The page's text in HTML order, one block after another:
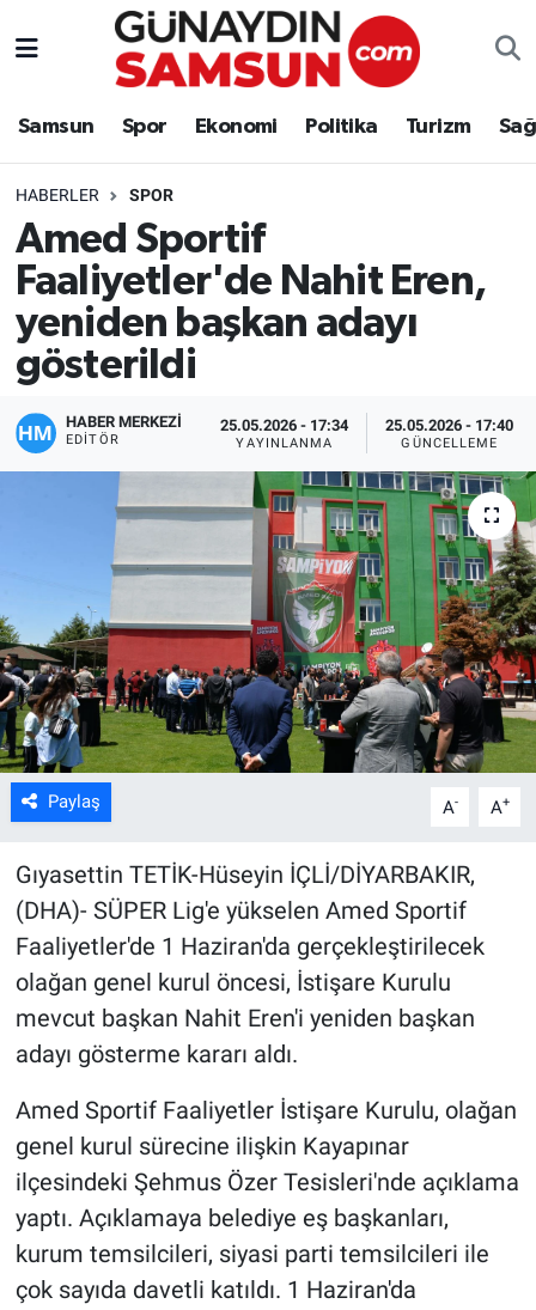
Samsun Spor Ekonomi Politika Turizm
HABERLER SPOR
Amed Sportif
Faaliyetler'de Nahit Eren,
yeniden başkan adayı
gösterildi
HABER MERKEZİ
EDITÖR
25.05.2026 - 17:34
YAYINLANMA
25.05.2026 - 17:40
GÜNCELLEME
Paylaş A- A+
Gıyasettin TETİK-Hüseyin İÇLİ/DİYARBAKIR,
(DHA)- SÜPER Lig'e yükselen Amed Sportif
Faaliyetler'de 1 Haziran'da gerçekleştirilecek
olağan genel kurul öncesi, İstişare Kurulu
mevcut başkan Nahit Eren'i yeniden başkan
adayı gösterme kararı aldı.
Amed Sportif Faaliyetler İstişare Kurulu, olağan
genel kurul sürecine ilişkin Kayapınar
ilçesindeki Şehmus Özer Tesisleri'nde açıklama
yaptı. Açıklamaya belediye eş başkanları,
kurum temsilcileri, siyasi parti temsilcileri ile
çok sayıda davetli katıldı. 1 Haziran'da
Samsun
Politika
Turizm
Yaşam
Kültür Sanat
Bilim ve Teknoloji
Genel
Nöbetçi Eczaneler
Süper Lig Puan Durumu ve Fikstür
Tüm Manşetler